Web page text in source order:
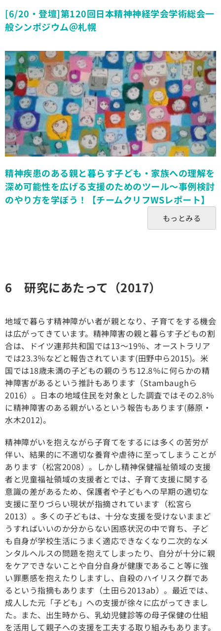
[6/20・登壇]第120回日本精神神経学会学術総会一
般シンポジウム＠札幌
精神疾患のある親と暮らす子ども・家族への理解を
深め可能性を広げる支援のためのツール〜事例検討
のやり方を学ぼう！【チームクリフWSレポート】
もっとみる
6 研究にあたって（2017）
地域で暮らす精神障がい者が親となり、子育てをする機会
は広がってきています。精神障害の親と暮らす子どもの割
合は、ドイツ連邦共和国では13～19％、オーストラリア
では23.3％などと報告されています(田野中ら2015)。米
国では18歳未満の子どもの親のうち12.8％に何らかの精
神障害があるという推計もあります（Stambaughら
2016）。日本の地域住民を対象とした調査ではその2.8％
に精神障害のある親がいるという報告もあります(藤原・
水木2012)。
精神障がいを抱えながら子育てをするには多くの苦労が
伴い、結果的に不適切な養育や虐待に至ってしまうことが
あります（松宮2008）。しかし精神保健福祉領域の支援
者と児童福祉領域の支援者とでは、子育て支援に関する
意識の差があるため、保護者や子どもへの早期の適切な
支援に至りづらい現状が指摘されています（松宮ら
2013）。多くの子どもは、十分な支援を受けないままど
うすればいいのか分からない困惑状況の中で育ち、子ど
も自身が学校生活にうまく適応できなくなり二次的なメ
ンタルヘルスの問題を抱えてしまったり、自分が十分に親
をケアできないことや自分自身が健康であること等に強
い罪悪感を抱えたりしますし、自殺のハイリスク群であ
るという指摘もあります（土田ら2013ab）。最近では、
成人した元「子ども」への支援が徐々に広がってきまし
た。また、出生時から、乳幼児健診等の母子保健の仕組
を活用して親子への支援を工夫する取り組みもあります。